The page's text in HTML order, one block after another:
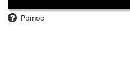
Pomoc